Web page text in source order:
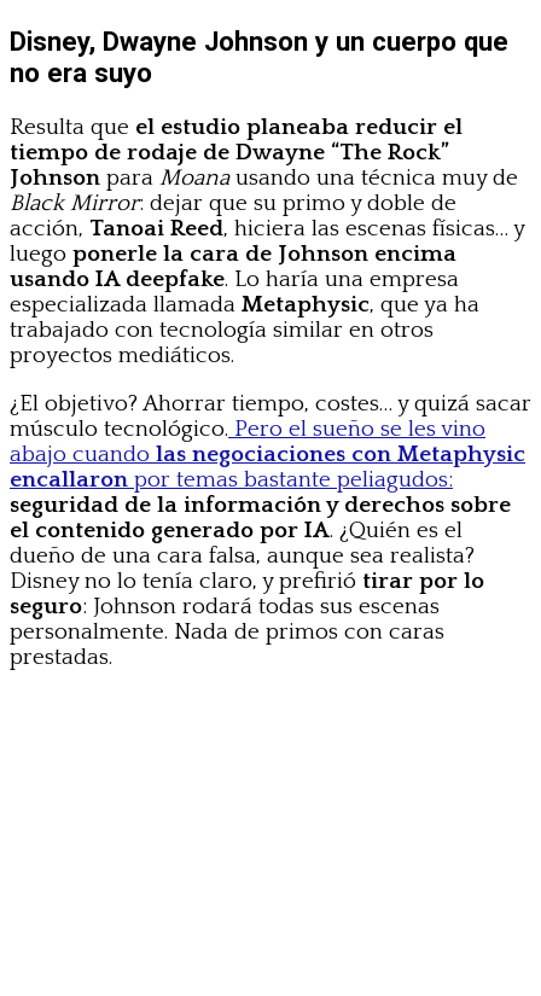
Disney, Dwayne Johnson y un cuerpo que
no era suyo
Resulta que el estudio planeaba reducir el
tiempo de rodaje de Dwayne “The Rock”
Johnson para Moanausando una técnica muy de
Black Mirror: dejar que su primo y doble de
acción, Tanoai Reed, hiciera las escenas físicas… y
luego ponerle la cara de Johnson encima
usando IA deepfake. Lo haría una empresa
especializada llamada Metaphysic, que ya ha
trabajado con tecnología similar en otros
proyectos mediáticos.
¿El objetivo? Ahorrar tiempo, costes… y quizá sacar
músculo tecnológico. Pero el sueño se les vino
abajo cuando las negociaciones con Metaphysic
encallaron por temas bastante peliagudos:
seguridad de la información y derechos sobre
el contenido generado por IA. ¿Quién es el
dueño de una cara falsa, aunque sea realista?
Disney no lo tenía claro, y prefirió tirar por lo
seguro: Johnson rodará todas sus escenas
personalmente. Nada de primos con caras
prestadas.